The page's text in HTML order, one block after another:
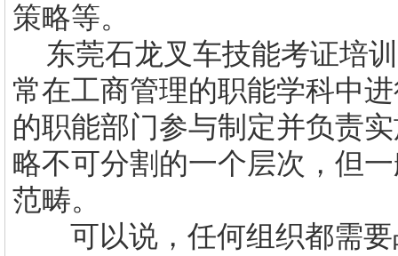
策略等。
东莞石龙叉车技能考证培
常在工商管理的职能学科中
的职能部门参与制定并负责
略不可分割的一个层次，但
范畴。
可以说，任何组织都需